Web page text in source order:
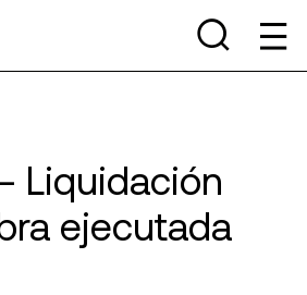
Liquidación
ejecutada